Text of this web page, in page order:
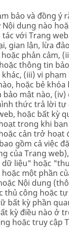
bảo và đồng ý
dung nào
với Trang
gian lận, lừa
phản cảm,
thông tin
(iii) vi phạm
hoặc bẻ khóa
bảo mật nào, (iv)
thức trả lời
hoặc bất kỳ
trong khi
cản trở
gồm cả việc
của Trang
liệu" hoặc
một phần
Nội dung
thủ công hoặc
bất kỳ phần
kỳ điều nào ở
hoặc truy cập